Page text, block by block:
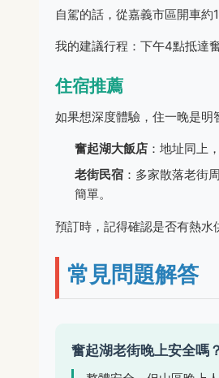
自駕的話，從嘉義市區開車約
我的建議行程：下午4點抵達
住宿推薦
如果想深度體驗，住一晚是明
奮起湖大飯店 ：地址同上
老街民宿 ：多家散落老街
簡單。
預訂時，記得確認是否有熱水
常見問題解答
奮起湖老街晚上安全嗎